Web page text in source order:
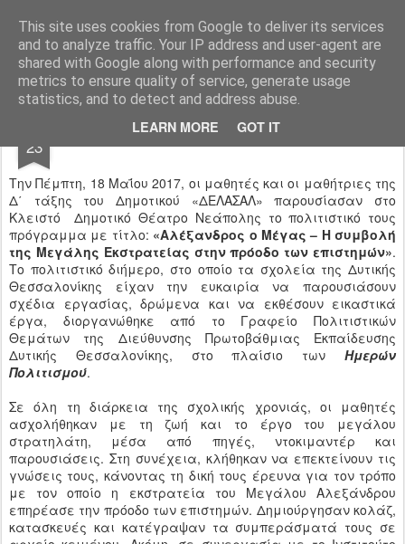
This site uses cookies from Google to deliver its services
and to analyze traffic. Your IP address and user-agent are
shared with Google along with performance and security
metrics to ensure quality of service, generate usage
statistics, and to detect and address abuse.
LEARN MORE GOT IT
Ιδιωτικό Δημοτικό Σχολείο "Ι.Μ.ΔΕΛΑΣΑΛ"
23 «ΜΕΡΕΣ ΠΟΛΙΤΙΣΜΟΥ»
Την Πέμπτη, 18 Μαΐου 2017, οι μαθητές και οι μαθήτριες της
Δ΄ τάξης του Δημοτικού «ΔΕΛΑΣΑΛ» παρουσίασαν στο
Κλειστό Δημοτικό Θέατρο Νεάπολης το πολιτιστικό τους
πρόγραμμα με τίτλο: «Αλέξανδρος ο Μέγας – Η συμβολή
της Μεγάλης Εκστρατείας στην πρόοδο των επιστημών».
Το πολιτιστικό διήμερο, στο οποίο τα σχολεία της Δυτικής
Θεσσαλονίκης είχαν την ευκαιρία να παρουσιάσουν
σχέδια εργασίας, δρώμενα και να εκθέσουν εικαστικά
έργα, διοργανώθηκε από το Γραφείο Πολιτιστικών
Θεμάτων της Διεύθυνσης Πρωτοβάθμιας Εκπαίδευσης
Δυτικής Θεσσαλονίκης, στο πλαίσιο των Ημερών
Πολιτισμού.
Σε όλη τη διάρκεια της σχολικής χρονιάς, οι μαθητές
ασχολήθηκαν με τη ζωή και το έργο του μεγάλου
στρατηλάτη, μέσα από πηγές, ντοκιμαντέρ και
παρουσιάσεις. Στη συνέχεια, κλήθηκαν να επεκτείνουν τις
γνώσεις τους, κάνοντας τη δική τους έρευνα για τον τρόπο
με τον οποίο η εκστρατεία του Μεγάλου Αλεξάνδρου
επηρέασε την πρόοδο των επιστημών. Δημιούργησαν κολάζ,
κατασκευές και κατέγραψαν τα συμπεράσματά τους σε